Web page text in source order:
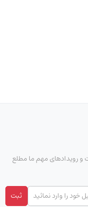
و رویدادهای مهم ما مطلع
ثبت